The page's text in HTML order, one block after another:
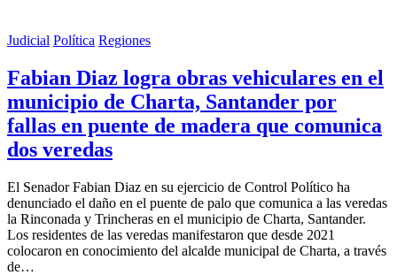
Judicial Política Regiones
Fabian Diaz logra obras vehiculares en el
municipio de Charta, Santander por
fallas en puente de madera que comunica
dos veredas
El Senador Fabian Diaz en su ejercicio de Control Político ha
denunciado el daño en el puente de palo que comunica a las veredas
la Rinconada y Trincheras en el municipio de Charta, Santander.
Los residentes de las veredas manifestaron que desde 2021
colocaron en conocimiento del alcalde municipal de Charta, a través
de…